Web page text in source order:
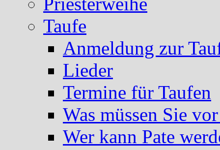
Taufe
Anmeldung zur
Lieder
Termine für Taufen
Was müssen Sie
Wer kann Pate